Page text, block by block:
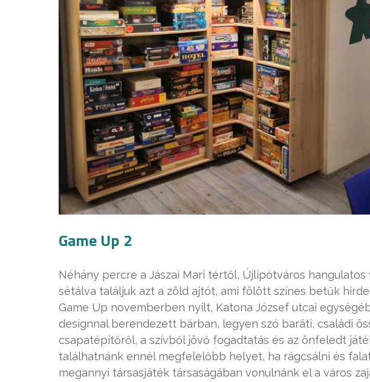
Game Up 2
Néhány percre a Jászai Mari tértől, Újlipótváros
sétálva találjuk azt a zöld ajtót, ami fölött színes betűk
Game Up novemberben nyílt, Katona József utcai
designnal berendezett bárban, legyen szó baráti, családi
csapatépítőről, a szívből jövő fogadtatás és az önfeledt
találhatnánk ennél megfelelőbb helyet, ha rágcsálni és
megannyi társasjáték társaságában vonulnánk el a város